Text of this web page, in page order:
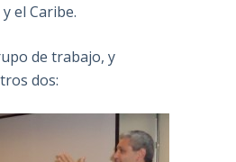
el Caribe.
de trabajo, y
dos: